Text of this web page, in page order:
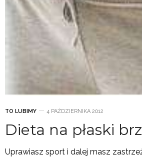
TO LUBIMY 4 PAŹDZIERNIKA 2012
Dieta na płaski
Uprawiasz sport i dalej masz